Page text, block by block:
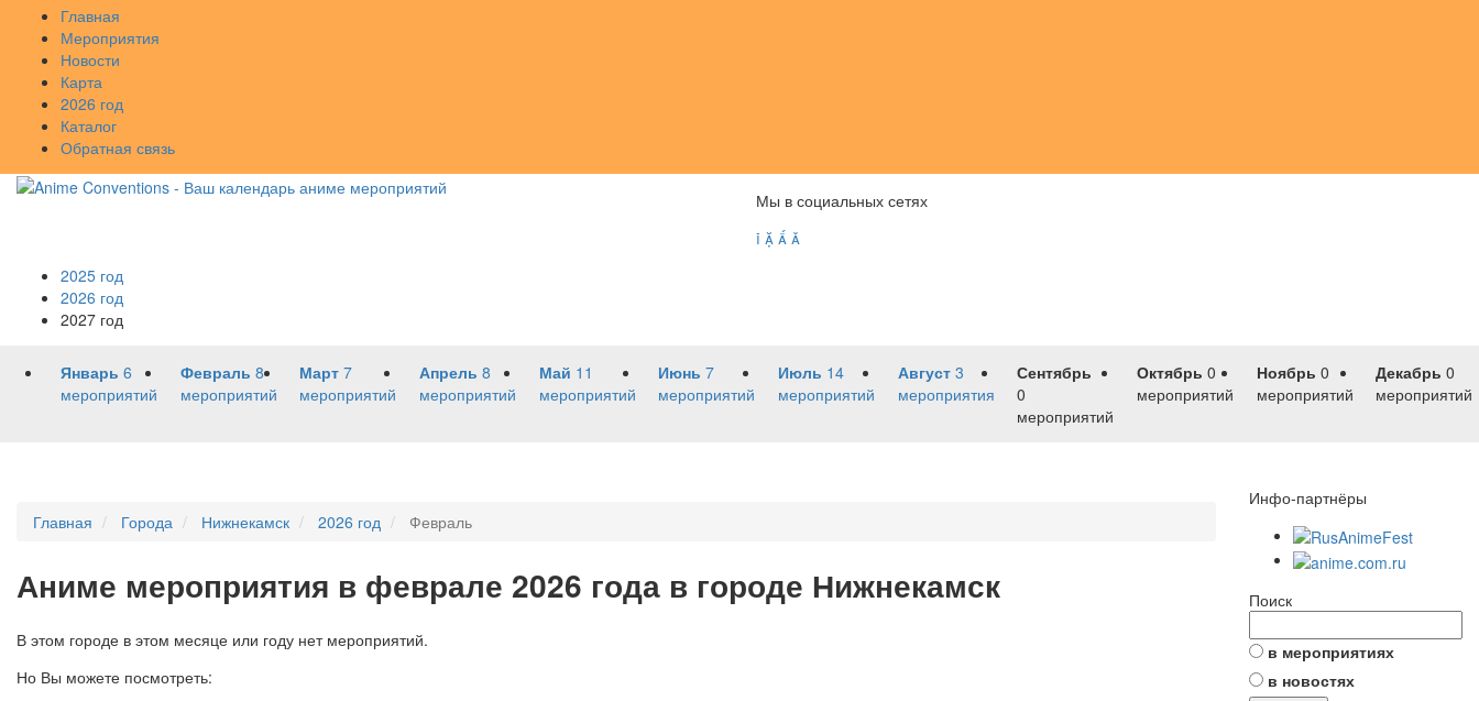
Главная
Мероприятия
Новости
Карта
2026 год
Каталог
Обратная связь
Мы в социальных сетях
   
2025 год
2026 год
2027 год
Январь 6
мероприятий
Февраль 8
мероприятий
Март 7
мероприятий
Апрель 8
мероприятий
Май 11
мероприятий
Июнь 7
мероприятий
Июль 14
мероприятий
Август 3
мероприятия
Сентябрь
0
мероприятий
Октябрь 0
мероприятий
Ноябрь 0
мероприятий
Декабрь 0
мероприятий
Главная Города Нижнекамск 2026 год Февраль
Аниме мероприятия в феврале 2026 года в городе Нижнекамск
В этом городе в этом месяце или году нет мероприятий.
Но Вы можете посмотреть:
Инфо-партнёры
Поиск
в мероприятиях
в новостях